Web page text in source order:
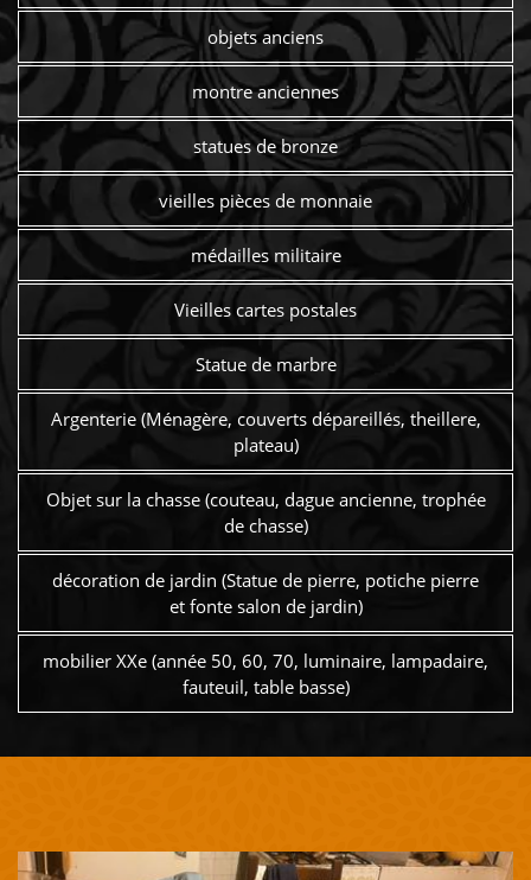
objets anciens
montre anciennes
statues de bronze
vieilles pièces de monnaie
médailles militaire
Vieilles cartes postales
Statue de marbre
Argenterie (Ménagère, couverts dépareillés, theillere,
plateau)
Objet sur la chasse (couteau, dague ancienne, trophée
de chasse)
décoration de jardin (Statue de pierre, potiche pierre
et fonte salon de jardin)
mobilier XXe (année 50, 60, 70, luminaire, lampadaire,
fauteuil, table basse)